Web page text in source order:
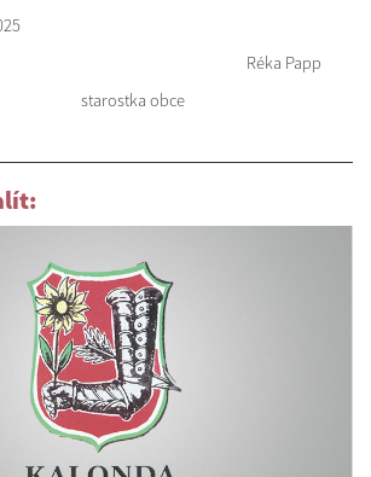
Réka Papp
starostka obce